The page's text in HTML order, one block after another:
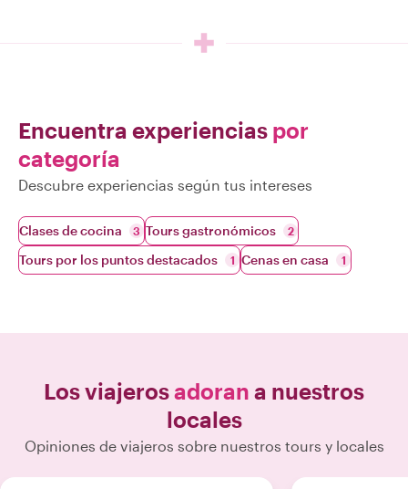
Encuentra experiencias por
categoría
Descubre experiencias según tus intereses
Clases de cocina 3 Tours gastronómicos 2
Tours por los puntos destacados 1 Cenas en casa 1
Los viajerosadoran a nuestros
locales
Opiniones de viajeros sobre nuestros tours y locales